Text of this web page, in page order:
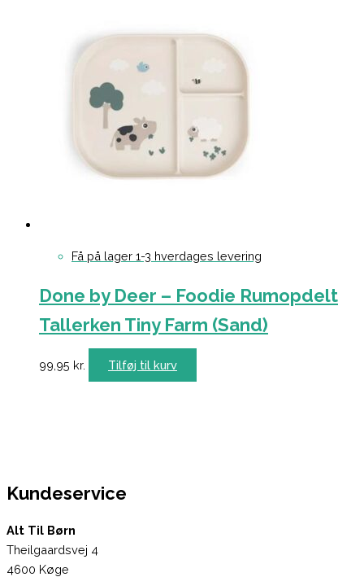
Få på lager 1-3 hverdages levering
Done by Deer – Foodie Rumopdelt
Tallerken Tiny Farm (Sand)
99,95 kr. Tilføj til kurv
Kundeservice
Alt Til Børn
Theilgaardsvej 4
4600 Køge